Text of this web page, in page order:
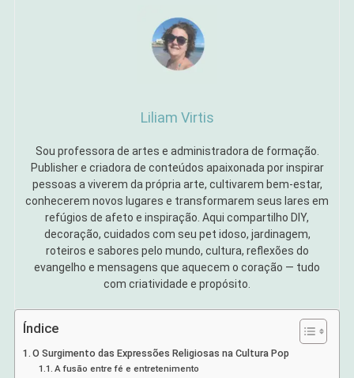
Liliam Virtis
Sou professora de artes e administradora de formação.
Publisher e criadora de conteúdos apaixonada por inspirar
pessoas a viverem da própria arte, cultivarem bem-estar,
conhecerem novos lugares e transformarem seus lares em
refúgios de afeto e inspiração. Aqui compartilho DIY,
decoração, cuidados com seu pet idoso, jardinagem,
roteiros e sabores pelo mundo, cultura, reflexões do
evangelho e mensagens que aquecem o coração — tudo
com criatividade e propósito.
Índice
O Surgimento das Expressões Religiosas na Cultura Pop
A fusão entre fé e entretenimento